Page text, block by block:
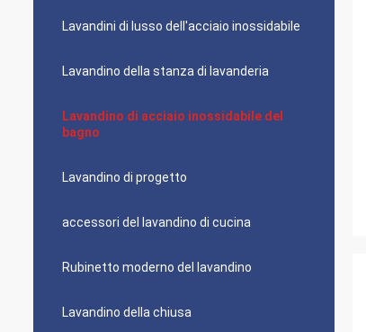
Lavandini di lusso dell'acciaio inossidabile
Lavandino della stanza di lavanderia
Lavandino di acciaio inossidabile del
bagno
Lavandino di progetto
accessori del lavandino di cucina
Rubinetto moderno del lavandino
Lavandino della chiusa